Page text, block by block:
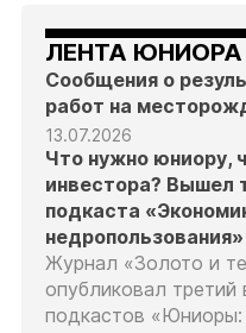
ЛЕНТА ЮНИОРА
Сообщения о
работ на
13.07.2026
Что нужно юниору,
инвестора? Вышел
подкаста
недропользования»
Журнал «Золото и
опубликовал третий
подкастов «Юниоры: